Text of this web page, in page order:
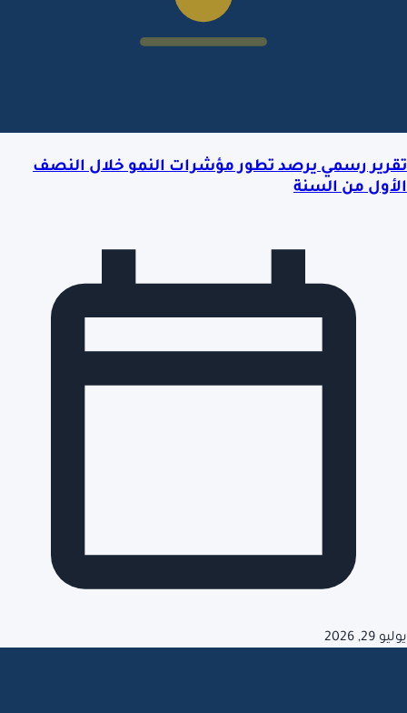
تقرير رسمي يرصد تطور مؤشرات النمو خلال النصف
الأول من السنة
يوليو 29, 2026